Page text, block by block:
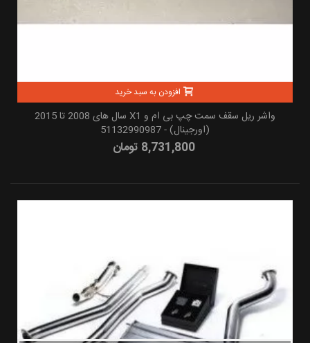
افزودن به سبد خرید
واشر ریل سقف سمت چپ بی ام و X1 سال های 2008 تا 2015
(اورجینال) - 51132990987
8,731,800 تومان